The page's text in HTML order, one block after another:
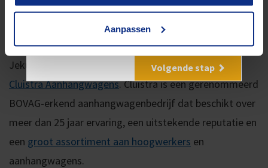
Aanpassen
Achterwaartse kipper
Komt u er niet uit? Mail ons!
Volgende stap
wel zo prettig. Zeker een aanhangwagen huren noemen
Jekuntmijhuren.nl is een initiatief van
Cluistra Aanhangwagens. Cluistra is een gerenommeerd
BOVAG-erkend aanhangwagenbedrijf dat beschikt over
meer dan 25 jaar ervaring, een uitstekende reputatie en
een groot assortiment aan hoogwerkers en
aanhangwagens.